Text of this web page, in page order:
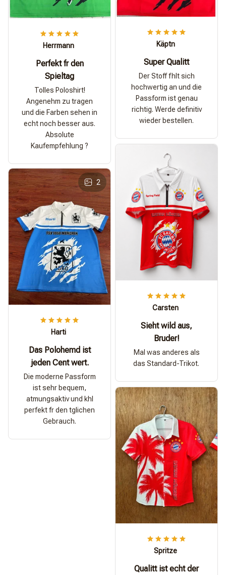
Herrmann
Perfekt fr den
Spieltag
Tolles Poloshirt!
Angenehm zu tragen
und die Farben sehen in
echt noch besser aus.
Absolute
Kaufempfehlung ?
Käptn
Super Qualitt
Der Stoff fhlt sich
hochwertig an und die
Passform ist genau
richtig. Werde definitiv
wieder bestellen.
Carsten
Sieht wild aus,
Bruder!
Mal was anderes als
das Standard-Trikot.
2
Harti
Das Polohemd ist
jeden Cent wert.
Die moderne Passform
ist sehr bequem,
atmungsaktiv und khl
perfekt fr den tglichen
Gebrauch.
Spritze
Qualitt ist echt der